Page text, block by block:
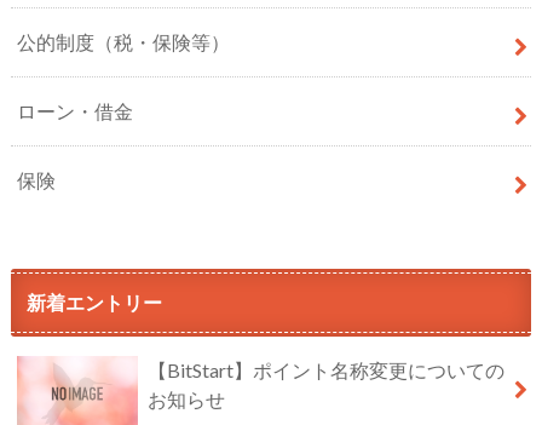
公的制度（税・保険等）
ローン・借金
保険
新着エントリー
【BitStart】ポイント名称変更についての
お知らせ